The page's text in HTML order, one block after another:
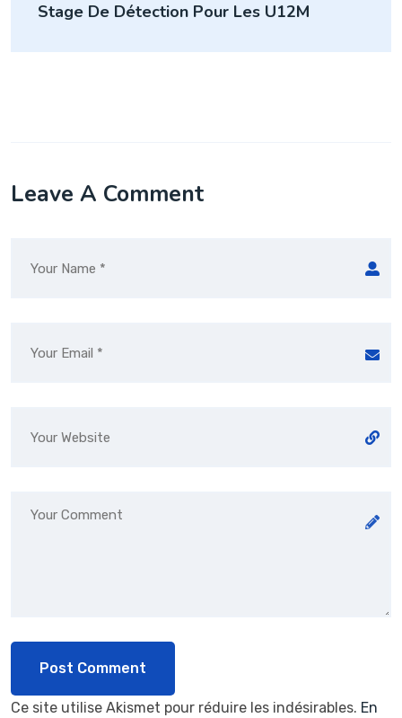
Stage De Détection Pour Les U12M
Leave A Comment
Ce site utilise Akismet pour réduire les indésirables. En